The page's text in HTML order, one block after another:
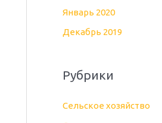
Январь 2020
Декабрь 2019
Рубрики
Cельское хозяйство